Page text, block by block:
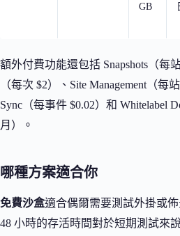
GB
額外付費功能還包括 Snapshots（每
（每次 $2）、Site Management（每
Sync（每事件 $0.02）和 Whitelabel
月）。
哪種方案適合你
免費沙盒適合偶爾需要測試外掛或
48 小時的存活時間對於短期測試來